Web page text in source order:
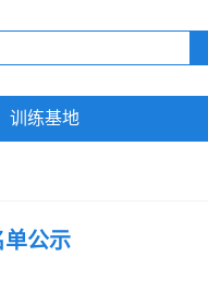
训练基地
单公示